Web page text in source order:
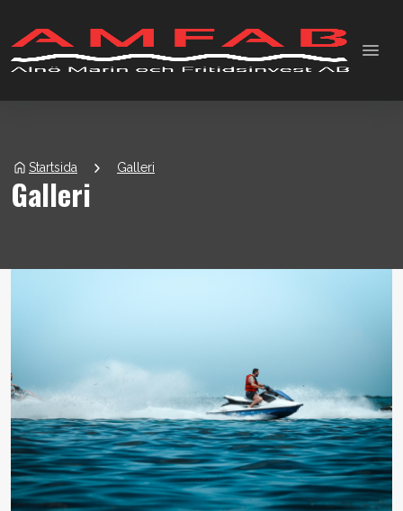
menu
Startsida chevron_right Galleri
Galleri